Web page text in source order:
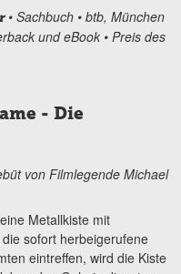
• Sachbuch • btb, München
und eBook • Preis des
- Die
von Filmlegende Michael
Metallkiste mit
sofort herbeigerufene
eintreffen, wird die Kiste